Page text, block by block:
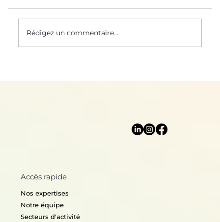
Rédigez un commentaire...
Accès rapide
Nos expertises
Notre équipe
Secteurs d'activité